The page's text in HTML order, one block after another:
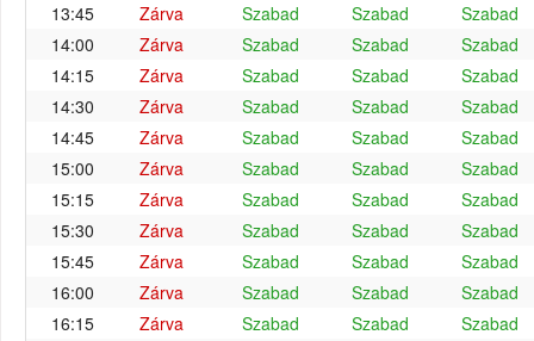
13:45
Zárva Szabad Szabad
Szabad
14:00
Zárva Szabad Szabad
Szabad
14:15
Zárva Szabad Szabad
Szabad
14:30
Zárva Szabad Szabad
Szabad
14:45
Zárva Szabad Szabad
Szabad
15:00
Zárva Szabad Szabad
Szabad
15:15
Zárva Szabad Szabad
Szabad
15:30
Zárva Szabad Szabad
Szabad
15:45
Zárva Szabad Szabad
Szabad
16:00
Zárva Szabad Szabad
Szabad
16:15
Zárva Szabad Szabad Szabad